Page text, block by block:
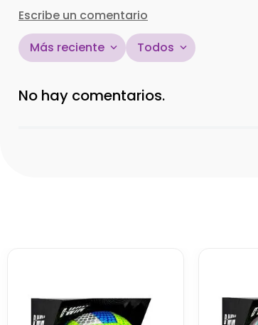
Escribe un comentario
Título
Escribe un comentario
Más reciente Todos
No hay comentarios.